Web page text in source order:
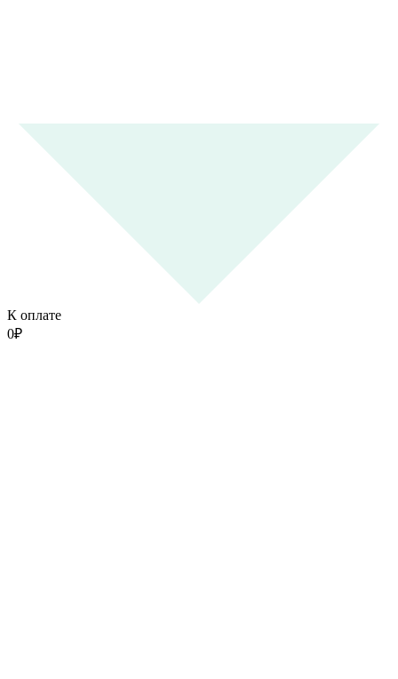
К оплате
0₽